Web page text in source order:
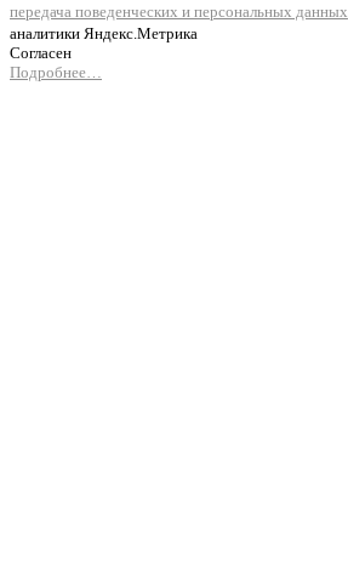
передача поведенческих и персональных данных
аналитики Яндекс.Метрика
Согласен
Подробнее…